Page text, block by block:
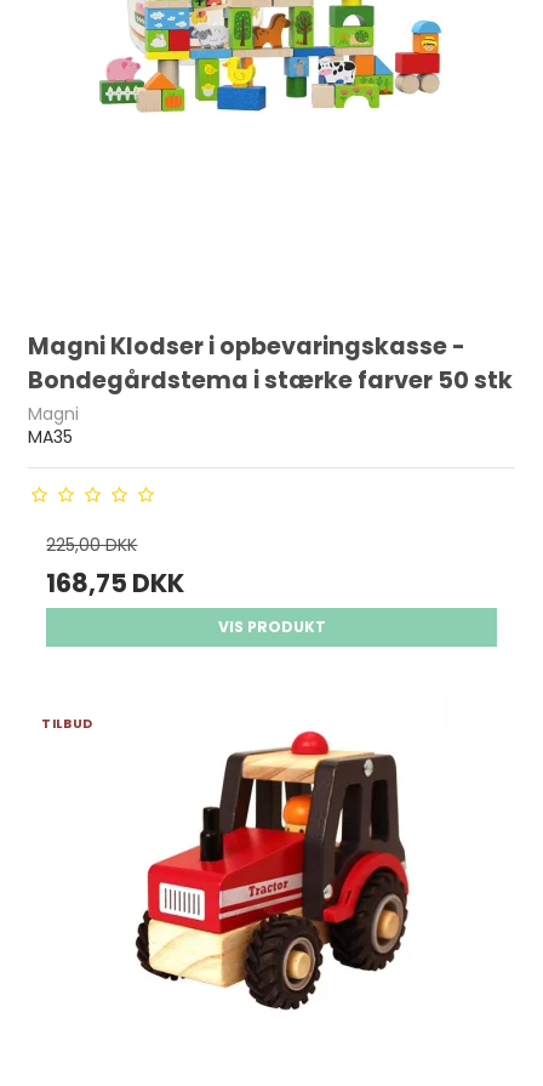
Magni Klodser i opbevaringskasse -
Bondegårdstema i stærke farver 50 stk
Magni
MA35
225,00 DKK
168,75 DKK
VIS PRODUKT
TILBUD